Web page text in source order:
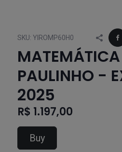
SKU: YIROMP60H0
PAULINHO -
2025
R$ 1.197,00
Buy